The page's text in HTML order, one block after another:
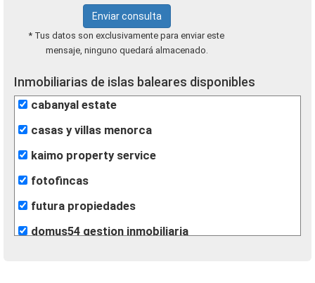
Enviar consulta
* Tus datos son exclusivamente para enviar este
mensaje, ninguno quedará almacenado.
Inmobiliarias de islas baleares disponibles
cabanyal estate
casas y villas menorca
kaimo property service
fotofincas
futura propiedades
domus54 gestion inmobiliaria